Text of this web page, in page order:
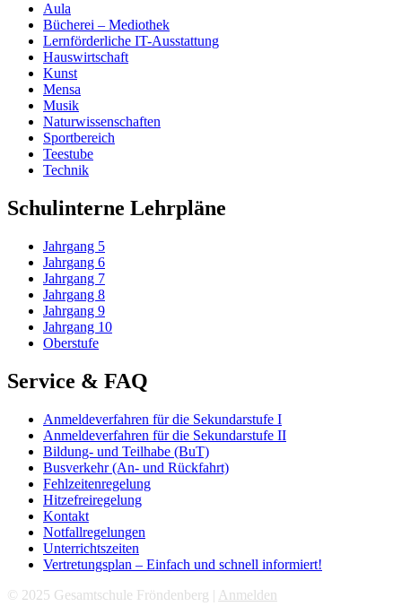
Aula
Bücherei – Mediothek
Lernförderliche IT-Ausstattung
Hauswirtschaft
Kunst
Mensa
Musik
Naturwissenschaften
Sportbereich
Teestube
Technik
Schulinterne Lehrpläne
Jahrgang 5
Jahrgang 6
Jahrgang 7
Jahrgang 8
Jahrgang 9
Jahrgang 10
Oberstufe
Service & FAQ
Anmeldeverfahren für die Sekundarstufe I
Anmeldeverfahren für die Sekundarstufe II
Bildung- und Teilhabe (BuT)
Busverkehr (An- und Rückfahrt)
Fehlzeitenregelung
Hitzefreiregelung
Kontakt
Notfallregelungen
Unterrichtszeiten
Vertretungsplan – Einfach und schnell informiert!
© 2025 Gesamtschule Fröndenberg | Anmelden